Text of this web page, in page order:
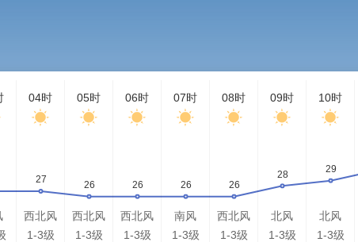
04时
西北风
1-3级
05时
西北风
1-3级
06时
西北风
1-3级
07时
南风
1-3级
08时
西北风
1-3级
09时
北风
1-3级
10时
北风
1-3级